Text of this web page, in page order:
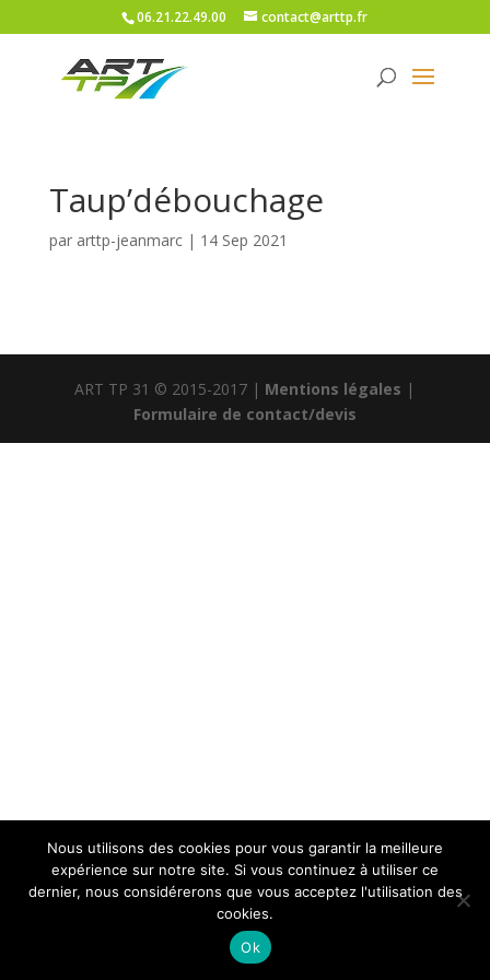
06.21.22.49.00 contact@arttp.fr
Taup’débouchage
par arttp-jeanmarc| 14 Sep 2021
ART TP 31 © 2015-2017 | Mentions légales |
Formulaire de contact/devis
Nous utilisons des cookies pour vous garantir la meilleure
expérience sur notre site. Si vous continuez à utiliser ce
dernier, nous considérerons que vous acceptez l'utilisation des
cookies.
Ok